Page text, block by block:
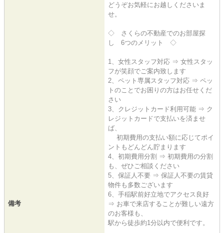
備考
どうぞお気軽にお越しくださいま
せ。
◇ さくらの不動産でのお部屋探
し 6つのメリット ◇
1、女性スタッフ対応 ⇒ 女性スタッ
フが笑顔でご案内致します
2、ペット専属スタッフ対応 ⇒ ペッ
トのことでお困りの方はお任せくだ
さい
3、クレジットカード利用可能 ⇒ ク
レジットカードで支払いを済ませ
ば、
初期費用の支払い額に応じてポイ
ントもどんどん貯まります
4、初期費用分割 ⇒ 初期費用の分割
も、ぜひご相談ください
5、保証人不要 ⇒ 保証人不要の賃貸
物件も多数ございます
6、手稲駅前好立地でアクセス良好
⇒ お車で来店することが難しい遠方
のお客様も、
駅から徒歩約1分以内で便利です。